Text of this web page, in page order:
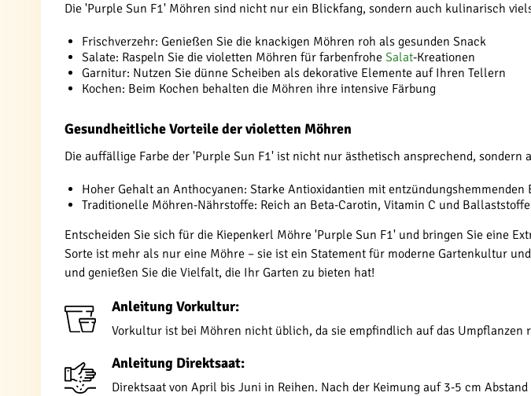
Die 'Purple Sun F1' Möhren sind nicht nur ein Blickfang, sondern auch kulinarisch
Frischverzehr: Genießen Sie die knackigen Möhren roh als gesunden Snack
Salate: Raspeln Sie die violetten Möhren für farbenfrohe Salat-Kreationen
Garnitur: Nutzen Sie dünne Scheiben als dekorative Elemente auf Ihren Tellern
Kochen: Beim Kochen behalten die Möhren ihre intensive Färbung
Gesundheitliche Vorteile der violetten Möhren
Die auffällige Farbe der 'Purple Sun F1' ist nicht nur ästhetisch ansprechend,
Hoher Gehalt an Anthocyanen: Starke Antioxidantien mit entzündungshemmenden
Traditionelle Möhren-Nährstoffe: Reich an Beta-Carotin, Vitamin C und
Entscheiden Sie sich für die Kiepenkerl Möhre 'Purple Sun F1' und bringen Sie eine
Sorte ist mehr als nur eine Möhre – sie ist ein Statement für moderne Gartenkultur
und genießen Sie die Vielfalt, die Ihr Garten zu bieten hat!
Anleitung Vorkultur:
Vorkultur ist bei Möhren nicht üblich, da sie empfindlich auf das Umpflanzen
Anleitung Direktsaat:
Direktsaat von April bis Juni in Reihen. Nach der Keimung auf 3-5 cm